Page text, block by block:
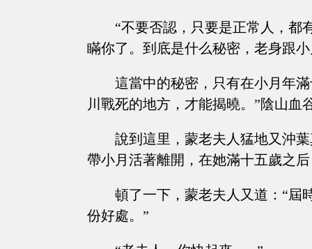
“不要否認，只要是正常人，都
瞞你了。到底是什么秘密，老身跟
這當中的秘密，只有在小月年
川戰死的地方，才能揭曉。”陰山
說到這里，蒙老夫人猛地又沖
帶小月活著離開，在她滿十五歲之
頓了一下，蒙老夫人又道：“屆
份好處。”